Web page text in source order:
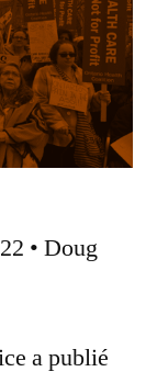
• Doug
a publié